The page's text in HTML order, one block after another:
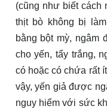
(cũng như biết cách
thịt bò không bị
bằng bột mỳ, ngâm
cho yến, tẩy trắng,
có hoặc có chứa rất ít
vậy, yến giả được
nguy hiểm với sức